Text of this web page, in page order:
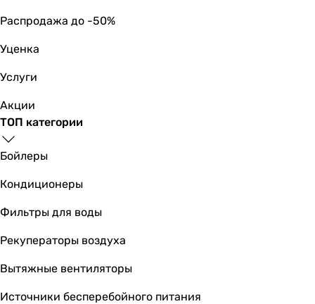
Распродажа до -50%
Уценка
Услуги
Акции
ТОП категории
Бойлеры
Кондиционеры
Фильтры для воды
Рекуператоры воздуха
Вытяжные вентиляторы
Источники бесперебойного питания